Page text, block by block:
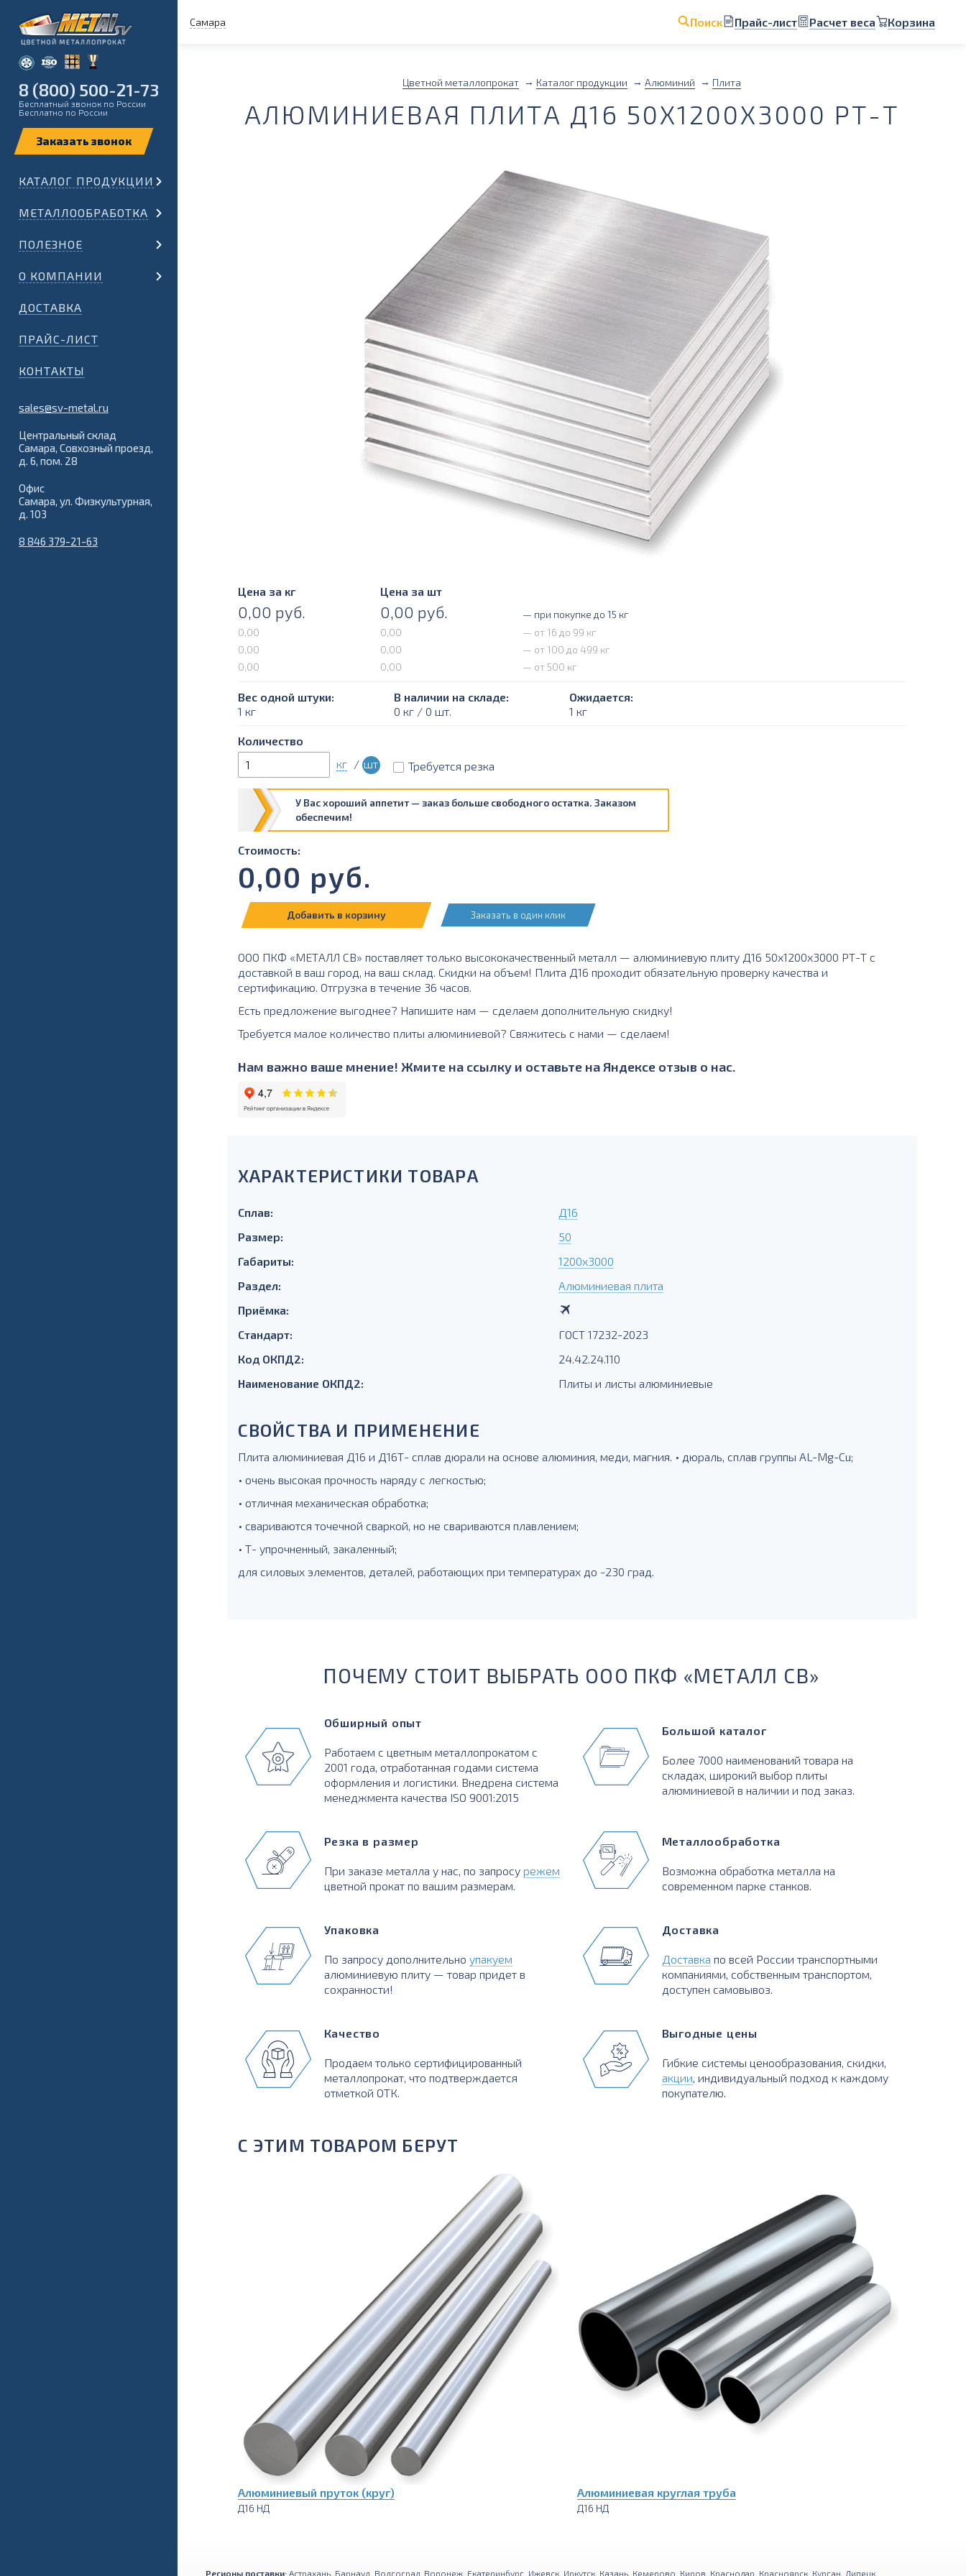
Самара Поиск Прайс-лист Расчет веса Корзина
8 (800) 500-21-73
Бесплатный звонок по России
Бесплатно по России
КАТАЛОГ ПРОДУКЦИИ
МЕТАЛЛООБРАБОТКА
ПОЛЕЗНОЕ
О КОМПАНИИ
ДОСТАВКА
ПРАЙС-ЛИСТ
КОНТАКТЫ
sales@sv-metal.ru
Центральный склад
Самара, Совхозный проезд,
д. 6, пом. 28
Офис
Самара, ул. Физкультурная,
д. 103
8 846 379-21-63
Цветной металлопрокат Каталог продукции Алюминий Плита
АЛЮМИНИЕВАЯ ПЛИТА Д16 50Х1200Х3000 РТ-Т
Цена за кг Цена за шт
0,00 руб. 0,00 руб.
— при покупке до 15 кг
0,00
0,00
— от 16 до 99 кг
0,00
0,00
— от 100 до 499 кг
0,00
0,00 — от 500 кг
Вес одной штуки:
1 кг
В наличии на складе:
0 кг / 0 шт.
Ожидается:
1 кг
Количество
кг / шт Требуется резка
У Вас хороший аппетит — заказ больше свободного остатка. Заказом
обеспечим!
Стоимость:
0,00 руб.
Добавить в корзину Заказать в один клик
ООО ПКФ «МЕТАЛЛ СВ» поставляет только высококачественный металл — алюминиевую плиту Д16 50х1200х3000 РТ-Т с
доставкой в ваш город, на ваш склад. Скидки на объем! Плита Д16 проходит обязательную проверку качества и
сертификацию. Отгрузка в течение 36 часов.
Есть предложение выгоднее? Напишите нам — сделаем дополнительную скидку!
Требуется малое количество плиты алюминиевой? Свяжитесь с нами — сделаем!
Нам важно ваше мнение! Жмите на ссылку и оставьте на Яндексе отзыв о нас.
ХАРАКТЕРИСТИКИ ТОВАРА
Сплав:
Д16
Размер:
50
Габариты:
1200х3000
Раздел:
Алюминиевая плита
Приёмка:
Стандарт:
ГОСТ 17232-2023
Код ОКПД2:
24.42.24.110
Наименование ОКПД2:
Плиты и листы алюминиевые
СВОЙСТВА И ПРИМЕНЕНИЕ
Плита алюминиевая Д16 и Д16Т- сплав дюрали на основе алюминия, меди, магния. • дюраль, сплав группы AL-Mg-Cu;
• очень высокая прочность наряду с легкостью;
• отличная механическая обработка;
• свариваются точечной сваркой, но не свариваются плавлением;
• Т- упрочненный, закаленный;
для силовых элементов, деталей, работающих при температурах до -230 град.
ПОЧЕМУ СТОИТ ВЫБРАТЬ ООО ПКФ «МЕТАЛЛ СВ»
Обширный опыт
Работаем с цветным металлопрокатом с
2001 года, отработанная годами система
оформления и логистики. Внедрена система
менеджмента качества ISO 9001:2015
Резка в размер
При заказе металла у нас, по запросу режем
цветной прокат по вашим размерам.
Упаковка
По запросу дополнительно упакуем
алюминиевую плиту — товар придет в
сохранности!
Качество
Продаем только сертифицированный
металлопрокат, что подтверждается
отметкой ОТК.
Большой каталог
Более 7000 наименований товара на
складах, широкий выбор плиты
алюминиевой в наличии и под заказ.
Металлообработка
Возможна обработка металла на
современном парке станков.
Доставка
Доставка по всей России транспортными
компаниями, собственным транспортом,
доступен самовывоз.
Выгодные цены
Гибкие системы ценообразования, скидки,
акции, индивидуальный подход к каждому
покупателю.
С ЭТИМ ТОВАРОМ БЕРУТ
Алюминиевый пруток (круг)
Д16 НД
Алюминиевая круглая труба
Д16 НД
Регионы поставки: Астрахань Барнаул Волгоград Воронеж Екатеринбург Ижевск Иркутск Казань Кемерово Киров Краснодар Красноярск Курган Липецк